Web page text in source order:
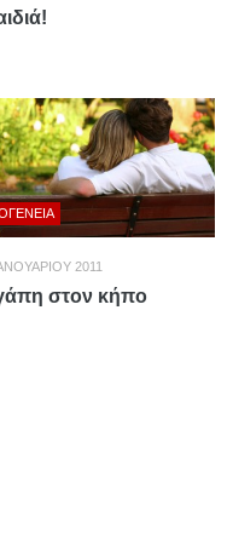
2011
στον κήπο